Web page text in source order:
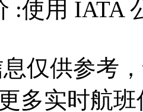
:使用 IATA
仅供参考
多实时航